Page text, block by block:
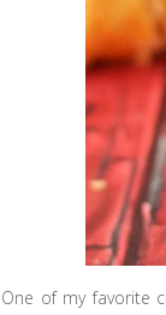
One of my favorite